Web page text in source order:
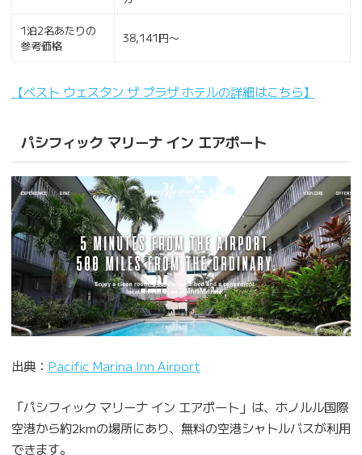
1泊2名あたりの
参考価格
38,141円〜
【ベスト ウェスタン ザ プラザ ホテルの詳細はこちら】
パシフィック マリーナ イン エアポート
出典： Pacific Marina Inn Airport
「パシフィック マリーナ イン エアポート」は、ホノルル国際
空港から約2kmの場所にあり、無料の空港シャトルバスが利用
できます。